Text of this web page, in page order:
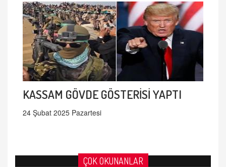
KASSAM GÖVDE GÖSTERİSİ YAPTI
24 Şubat 2025 Pazartesi
ÇOK OKUNANLAR